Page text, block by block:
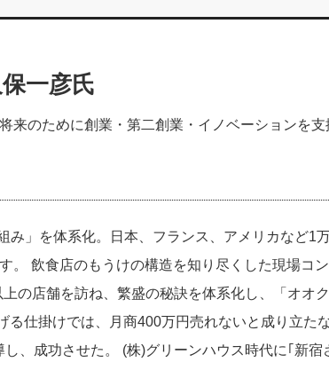
的産品を21世紀
尚哉氏(5)
ク(240)
利益を上げる経営」の極意
(151)
る！一流グローバル経営者は知ってい
(9)
バーサルスタジオジャパンの成功要因と
成功イメージ戦略(77)
ぶ繁栄企業のブランド戦略(39)
うなる金融業界(39)
業承継の前に、決めておきたい、知っておきたい、やって
たいコト(12)
社と社長のための資産管理講座(95)
ビジネスリーダー×次の一手「牟田太陽の社長業ネ
指導者たる者かくあるべし(635)
朝礼・会議での「社長の３分間スピーチ」ネタ帳
社長の右腕をつくる 人と組織を動かす(200)
酒井英之の社長のビジョン実現道場(10)
社長のメシの種 4.0(206)
おカネが残る決算書にす
賢い社長の「経理財務の
銀行交渉はこうしなさい
中小企業の新た
顧客・社員・社
門」(23)
売れる
大久保
一彦氏
来のために創業・第二創業・イノベーションを
み」を体系化。日本、フランス、アメリカなど1
。 飲食店のもうけの構造を知り尽くした現場コ
の店舗を訪ね、繁盛の秘訣を体系化し、「オオ
る仕掛けでは、月商400万円売れないと成り立た
、成功させた。 (株)グリーンハウス時代に｢新宿